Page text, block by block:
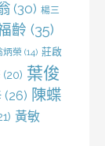
(30) 楊三
齡 (35)
炳榮 (14) 莊啟
(20) 葉俊
(26) 陳蝶
黃敏